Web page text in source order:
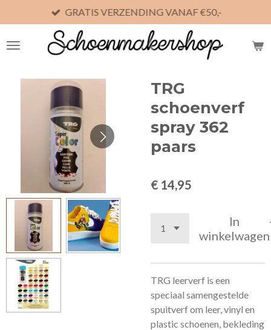
direct
naar
GRATIS VERZENDING VANAF €50,-
TRG
schoenverf
spray 362
paars
€ 14,95
In
winkelwagen
TRG leerverf is een
speciaal samengestelde
spuitverf om leer, vinyl en
plastic schoenen, bekleding